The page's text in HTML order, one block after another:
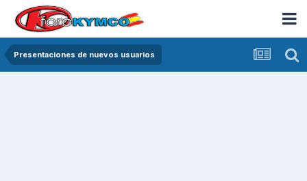
Presentaciones de nuevos usuarios